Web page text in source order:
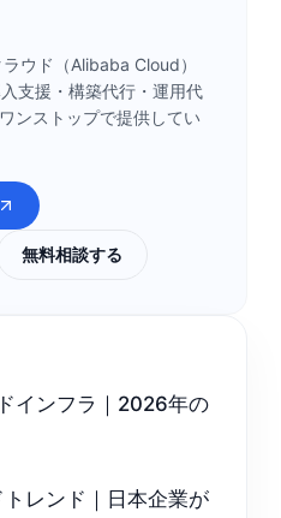
ウド（Alibaba Cloud）
支援・構築代行・運用代
ンストップで提供してい
無料相談する
インフラ｜2026年の
レンド｜日本企業が